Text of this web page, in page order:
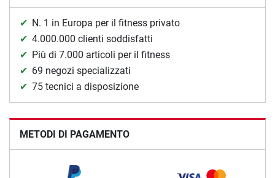
N. 1 in Europa per il fitness privato
4.000.000 clienti soddisfatti
Più di 7.000 articoli per il fitness
69 negozi specializzati
75 tecnici a disposizione
METODI DI PAGAMENTO